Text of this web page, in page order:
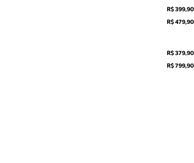
R$ 399,90
R$ 479,90
R$ 379,90
R$ 799,90